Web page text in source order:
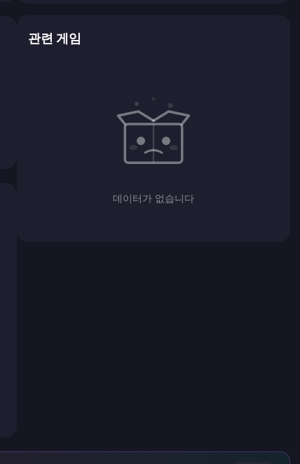
관련 게임
데이터가 없습니다